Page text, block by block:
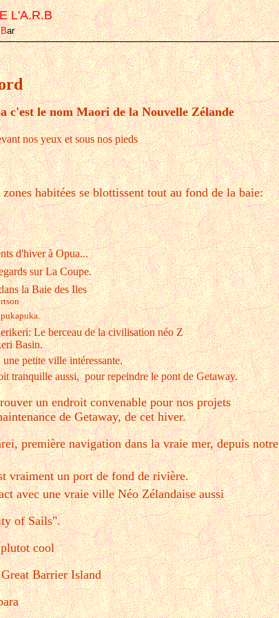
L'A.R.B
Bar
c'est le nom Maori de la Nouvelle Zélande
nos yeux et sous nos pieds
zones habitées se blottissent tout au fond de la baie:
d'hiver à Opua...
sur La Coupe.
la Baie des Iles
Le berceau de la civilisation néo Z
Basin.
petite ville intéressante.
tranquille aussi, pour repeindre le pont de Getaway.
un endroit convenable pour nos projets
de Getaway, de cet hiver.
première navigation dans la vraie mer, depuis notre
vraiment un port de fond de rivière.
avec une vraie ville Néo Zélandaise aussi
of Sails".
cool
Barrier Island